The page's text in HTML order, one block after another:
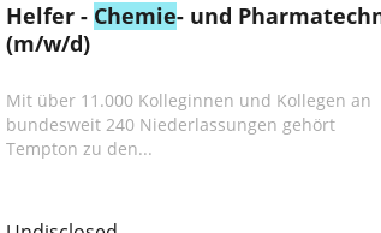
Helfer - Chemie- und
(m/w/d)
Mit über 11.000 Kolleginnen und Kollegen an
bundesweit 240 Niederlassungen gehört
Tempton zu den...